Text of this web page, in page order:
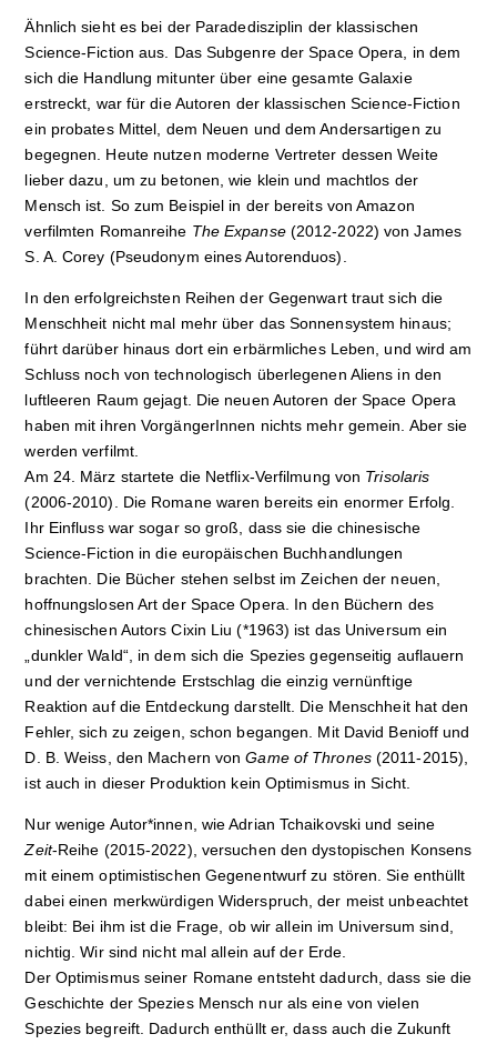
Ähnlich sieht es bei der Paradedisziplin der klassischen
Science-Fiction aus. Das Subgenre der Space Opera, in dem
sich die Handlung mitunter über eine gesamte Galaxie
erstreckt, war für die Autoren der klassischen Science-Fiction
ein probates Mittel, dem Neuen und dem Andersartigen zu
begegnen. Heute nutzen moderne Vertreter dessen Weite
lieber dazu, um zu betonen, wie klein und machtlos der
Mensch ist. So zum Beispiel in der bereits von Amazon
verfilmten Romanreihe The Expanse(2012-2022) von James
S. A. Corey (Pseudonym eines Autorenduos).
In den erfolgreichsten Reihen der Gegenwart traut sich die
Menschheit nicht mal mehr über das Sonnensystem hinaus;
führt darüber hinaus dort ein erbärmliches Leben, und wird am
Schluss noch von technologisch überlegenen Aliens in den
luftleeren Raum gejagt. Die neuen Autoren der Space Opera
haben mit ihren VorgängerInnen nichts mehr gemein. Aber sie
werden verfilmt.
Am 24. März startete die Netflix-Verfilmung von Trisolaris
(2006-2010). Die Romane waren bereits ein enormer Erfolg.
Ihr Einfluss war sogar so groß, dass sie die chinesische
Science-Fiction in die europäischen Buchhandlungen
brachten. Die Bücher stehen selbst im Zeichen der neuen,
hoffnungslosen Art der Space Opera. In den Büchern des
chinesischen Autors Cixin Liu (*1963) ist das Universum ein
„dunkler Wald“, in dem sich die Spezies gegenseitig auflauern
und der vernichtende Erstschlag die einzig vernünftige
Reaktion auf die Entdeckung darstellt. Die Menschheit hat den
Fehler, sich zu zeigen, schon begangen. Mit David Benioff und
D. B. Weiss, den Machern vonGame of Thrones(2011-2015),
ist auch in dieser Produktion kein Optimismus in Sicht.
Nur wenige Autor*innen, wie Adrian Tchaikovski und seine
Zeit-Reihe (2015-2022), versuchen den dystopischen Konsens
mit einem optimistischen Gegenentwurf zu stören. Sie enthüllt
dabei einen merkwürdigen Widerspruch, der meist unbeachtet
bleibt: Bei ihm ist die Frage, ob wir allein im Universum sind,
nichtig. Wir sind nicht mal allein auf der Erde.
Der Optimismus seiner Romane entsteht dadurch, dass sie die
Geschichte der Spezies Mensch nur als eine von vielen
Spezies begreift. Dadurch enthüllt er, dass auch die Zukunft